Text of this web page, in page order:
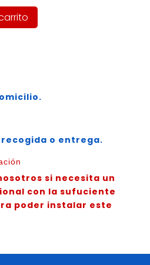
recogida o entrega.
si necesita un
con la sufuciente
poder instalar este